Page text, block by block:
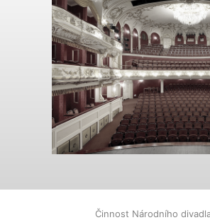
Činnost Národního